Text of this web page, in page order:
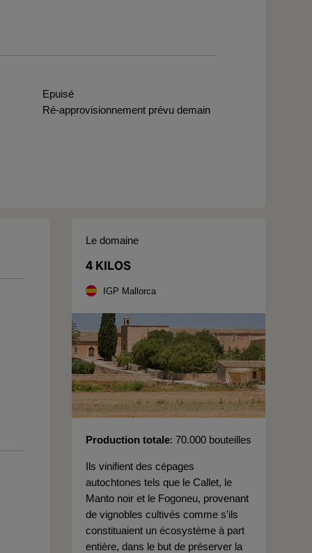
Epuisé
Ré-approvisionnement prévu demain
Le domaine
4 KILOS
IGP Mallorca
Production totale 70.000 bouteilles
Ils vinifient des cépages
autochtones tels que le Callet, le
Manto noir et le Fogoneu, provenant
de vignobles cultivés comme s'ils
constituaient un écosystème à part
entière, dans le but de préserver la